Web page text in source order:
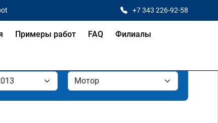
+7 343 226-92-58
Примеры работ FAQ Филиалы